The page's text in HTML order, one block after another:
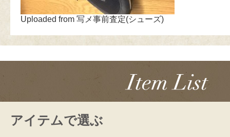
Uploaded from 写メ事前査定(シューズ)
アイテムで選ぶ